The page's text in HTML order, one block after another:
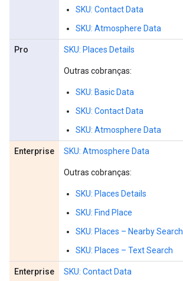
SKU: Contact Data
SKU: Atmosphere Data
Pro SKU: Places Details
Outras cobranças:
SKU: Basic Data
SKU: Contact Data
SKU: Atmosphere Data
Enterprise SKU: Atmosphere Data
Outras cobranças:
SKU: Places Details
SKU: Find Place
SKU: Places – Nearby Search
SKU: Places – Text Search
Enterprise SKU: Contact Data